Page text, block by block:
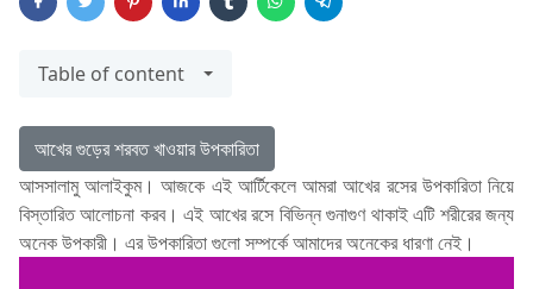
Table of content
আখের গুড়ের শরবত খাওয়ার উপকারিতা
আসসালামু আলাইকুম। আজকে এই আর্টিকেলে আমরা আখের রসের উপকারিতা নিয়ে
বিস্তারিত আলোচনা করব। এই আখের রসে বিভিন্ন গুনাগুণ থাকাই এটি শরীরের জন্য
অনেক উপকারী। এর উপকারিতা গুলো সম্পর্কে আমাদের অনেকের ধারণা নেই।